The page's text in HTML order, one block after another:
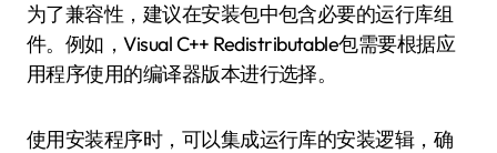
为了兼容性，建议在安装包中包含必要的运行库组
件。例如，Visual C++ Redistributable包需要根据应
用程序使用的编译器版本进行选择。
使用安装程序时，可以集成运行库的安装逻辑，确